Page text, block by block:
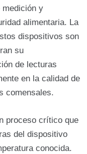
medición y
alimentaria. La
dispositivos son
su
de lecturas
en la calidad de
comensales.
proceso crítico que
del dispositivo
conocida.